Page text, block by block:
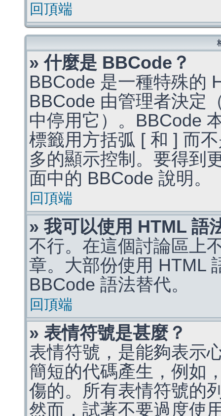
回頂端
» 什麼是 BBCode？
BBCode 是一種特殊的
BBCode 由管理者決定
中停用它）。BBCode
標籤用方括弧 [ 和 ] 而
多的顯示控制。要得到
面中的 BBCode 說明。
回頂端
» 我可以使用 HTML 語
不行。在這個討論區上
章。大部份使用 HTML
BBCode 語法替代。
回頂端
» 表情符號是甚麼？
表情符號，是能夠表示
簡短的代碼產生，例如
傷的。所有表情符號的
然而，試著不要過度使